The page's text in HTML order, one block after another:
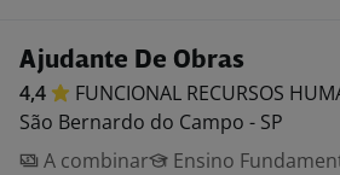
Ajudante De Obras
4,4 FUNCIONAL RECURSOS
São Bernardo do Campo - SP
A combinar
Ensino